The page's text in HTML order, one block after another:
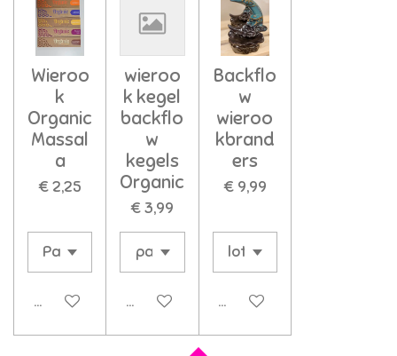
Wieroo
k
Organic
Massal
a
€ 2,25
In winkelwagen
wieroo
k kegel
backflo
w
kegels
Organic
€ 3,99
In winkelwagen
Backflo
w
wieroo
kbrand
ers
€ 9,99
In winkelwagen